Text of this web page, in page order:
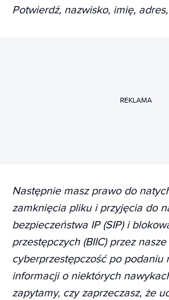
Potwierdź, nazwisko, imię,
REKLAMA
Następnie masz prawo do
zamknięcia pliku i przyjęcia do
bezpieczeństwa IP (SIP) i
przestępczych (BIIC) przez nasze
cyberprzestępczość po podaniu
informacji o niektórych
zapytamy, czy zaprzeczasz, że